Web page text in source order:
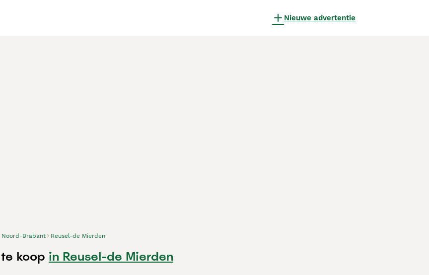
Nieuwe advertentie
Noord-Brabant Reusel-de Mierden
koop in Reusel-de Mierden